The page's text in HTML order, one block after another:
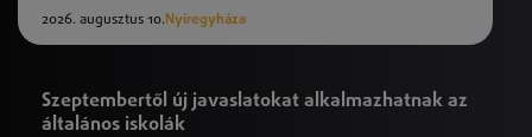
2026. augusztus 10. Nyíregyháza
Szeptembertől új javaslatokat alkalmazhatnak az
általános iskolák